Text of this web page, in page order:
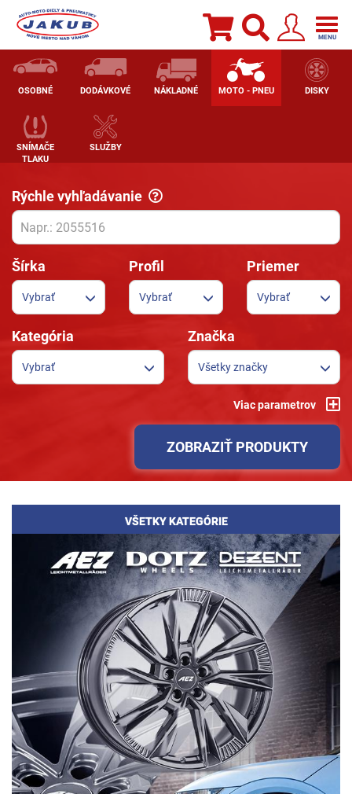
MENU
OSOBNÉ DODÁVKOVÉ NÁKLADNÉ MOTO - PNEU DISKY
SNÍMAČE
TLAKU
SLUŽBY
Rýchle vyhľadávanie
Šírka
Vybrať
Profil
Vybrať
Priemer
Vybrať
Kategória
Vybrať
Značka
Všetky značky
Viac parametrov
ZOBRAZIŤ PRODUKTY
VŠETKY KATEGÓRIE